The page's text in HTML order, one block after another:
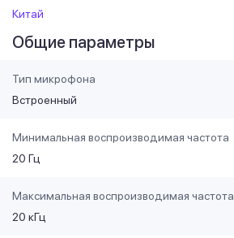
Китай
Общие параметры
Тип микрофона
Встроенный
Минимальная воспроизводимая частота
20 Гц
Максимальная воспроизводимая частота
20 кГц